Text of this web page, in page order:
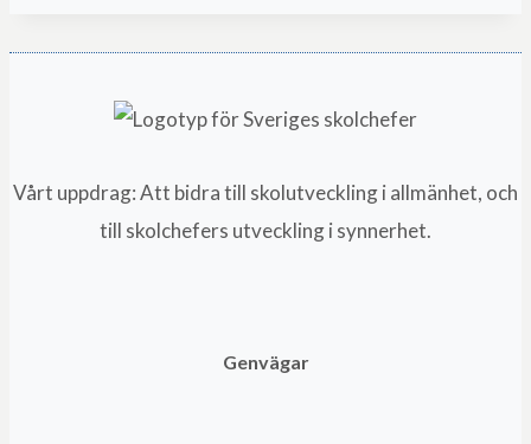
Vårt uppdrag: Att bidra till skolutveckling i allmänhet, och
till skolchefers utveckling i synnerhet.
Genvägar